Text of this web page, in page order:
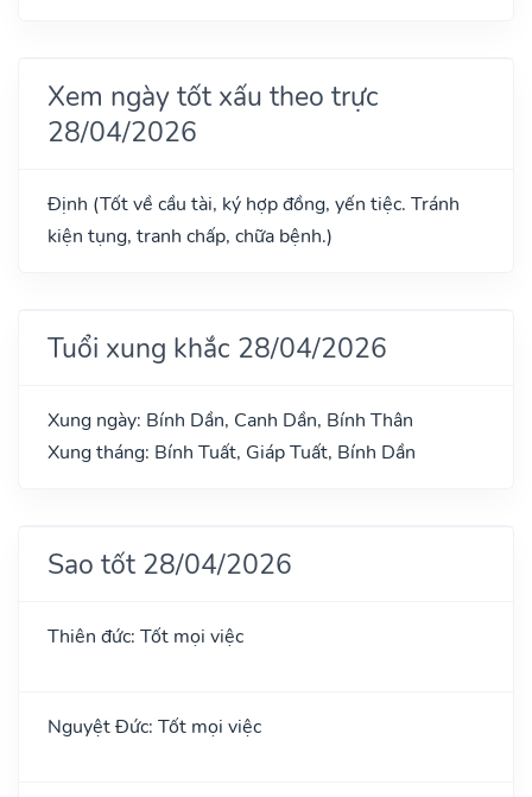
Xem ngày tốt xấu theo trực
28/04/2026
Định (Tốt về cầu tài, ký hợp đồng, yến tiệc. Tránh
kiện tụng, tranh chấp, chữa bệnh.)
Tuổi xung khắc 28/04/2026
Xung ngày: Bính Dần, Canh Dần, Bính Thân
Xung tháng: Bính Tuất, Giáp Tuất, Bính Dần
Sao tốt 28/04/2026
Thiên đức: Tốt mọi việc
Nguyệt Đức: Tốt mọi việc